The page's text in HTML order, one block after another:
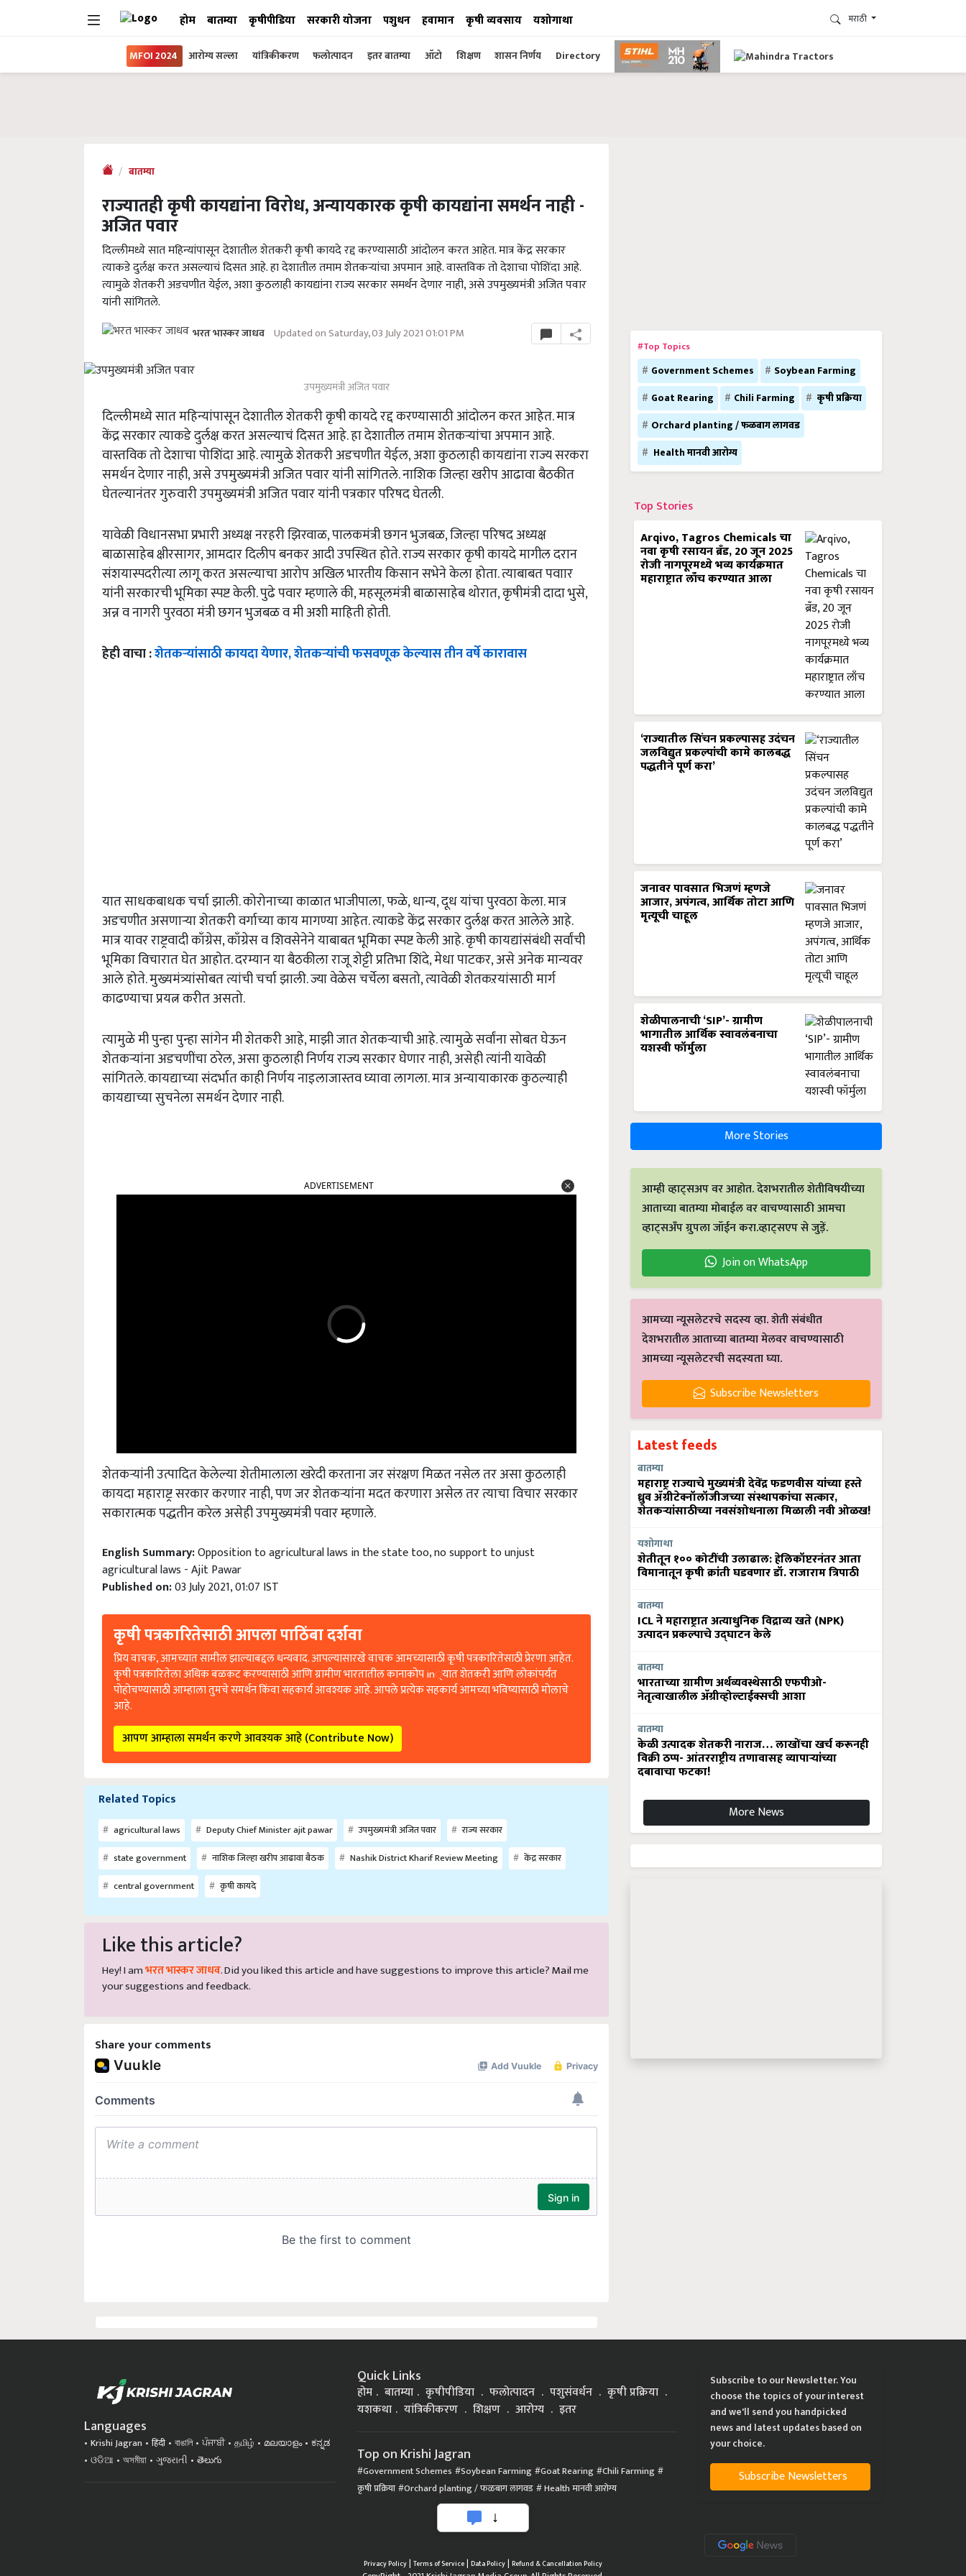
होम बातम्या कृषीपीडिया सरकारी योजना पशुधन हवामान कृषी व्यवसाय यशोगाथा मराठी
MFOI 2024 आरोग्य सल्ला यांत्रिकीकरण फलोत्पादन इतर बातम्या ऑटो शिक्षण शासन निर्णय Directory
बातम्या
राज्यातही कृषी कायद्यांना विरोध, अन्यायकारक कृषी कायद्यांना समर्थन नाही -
अजित पवार
दिल्लीमध्ये सात महिन्यांपासून देशातील शेतकरी कृषी कायदे रद्द करण्यासाठी आंदोलन करत आहेत. मात्र केंद्र सरकार
त्याकडे दुर्लक्ष करत असल्याचं दिसत आहे. हा देशातील तमाम शेतकऱ्यांचा अपमान आहे. वास्तविक तो देशाचा पोशिंदा आहे.
त्यामुळे शेतकरी अडचणीत येईल, अशा कुठलाही कायद्यांना राज्य सरकार समर्थन देणार नाही, असे उपमुख्यमंत्री अजित पवार
यांनी सांगितले.
भरत भास्कर जाधव Updated on Saturday, 03 July 2021 01:01 PM
उपमुख्यमंत्री अजित पवार
दिल्लीमध्ये सात महिन्यांपासून देशातील शेतकरी कृषी कायदे रद्द करण्यासाठी आंदोलन करत आहेत. मात्र
केंद्र सरकार त्याकडे दुर्लक्ष करत असल्याचं दिसत आहे. हा देशातील तमाम शेतकऱ्यांचा अपमान आहे.
वास्तविक तो देशाचा पोशिंदा आहे. त्यामुळे शेतकरी अडचणीत येईल, अशा कुठलाही कायद्यांना राज्य सरकरा
समर्थन देणार नाही, असे उपमुख्यमंत्री अजित पवार यांनी सांगितले. नाशिक जिल्हा खरीप आढावा बैठकीत
घेतल्यानंतर गुरुवारी उपमुख्यमंत्री अजित पवार यांनी पत्रकार परिषद घेतली.
यावेळी विधानसभा प्रभारी अध्यक्ष नरहरी झिरवाळ, पालकमंत्री छगन भुजबळ, जिल्हा परिषद अध्यक्ष
बाळासाहेब क्षीरसागर, आमदार दिलीप बनकर आदी उपस्थित होते. राज्य सरकार कृषी कायदे मागील दरान
संशयास्पदरीत्या लागू करत असल्याचा आरोप अखिल भारतीय किसान सभेने केला होता. त्याबाबत पवाार
यांनी सरकारची भूमिका स्पष्ट केली. पुढे पवार म्हणाले की, महसूलमंत्री बाळासाहेब थोरात, कृषीमंत्री दादा भुसे,
अन्न व नागरी पुरवठा मंत्री छगन भुजबळ व मी अशी माहिती होती.
हेही वाचा :शेतकऱ्यांसाठी कायदा येणार, शेतकऱ्यांची फसवणूक केल्यास तीन वर्षे कारावास
यात साधकबाधक चर्चा झाली. कोरोनाच्या काळात भाजीपाला, फळे, धान्य, दूध यांचा पुरवठा केला. मात्र
अडचणीत असणाऱ्या शेतकरी वर्गाच्या काय मागण्या आहेत. त्याकडे केंद्र सरकार दुर्लक्ष करत आलेले आहे.
मात्र यावर राष्ट्रवादी काँग्रेस, काँग्रेस व शिवसेनेने याबाबत भूमिका स्पष्ट केली आहे. कृषी कायद्यांसंबंधी सर्वांची
भूमिका विचारात घेत आहोत. दरम्यान या बैठकीला राजू शेट्टी प्रतिभा शिंदे, मेधा पाटकर, असे अनेक मान्यवर
आले होते. मुख्यमंत्र्यांसोबत त्यांची चर्चा झाली. ज्या वेळेस चर्चेला बसतो, त्यावेळी शेतकऱयांसाठी मार्ग
काढण्याचा प्रयत्न करीत असतो.
त्यामुळे मी पुन्हा पुन्हा सांगेन मी शेतकरी आहे, माझी जात शेतकऱ्याची आहे. त्यामुळे सर्वांना सोबत घेऊन
शेतकऱ्यांना अडचणींचा ठरेल, असा कुठलाही निर्णय राज्य सरकार घेणार नाही, असेही त्यांनी यावेळी
सांगितले. कायद्याच्या संदर्भात काही निर्णय नाइलाजास्तव घ्यावा लागला. मात्र अन्यायाकारक कुठल्याही
कायद्याच्या सुचनेला समर्थन देणार नाही.
शेतकऱ्यांनी उत्पादित केलेल्या शेतीमालाला खरेदी करताना जर संरक्षण मिळत नसेल तर असा कुठलाही
कायदा महाराष्ट्र सरकार करणार नाही, पण जर शेतकऱ्यांना मदत करणारा असेल तर त्याचा विचार सरकार
सकारात्मक पद्धतीन करेल असेही उपमुख्यमंत्री पवार म्हणाले.
English Summary: Opposition to agricultural laws in the state too, no support to unjust
agricultural laws - Ajit Pawar
Published on:03 July 2021, 01:07 IST
कृषी पत्रकारितेसाठी आपला पाठिंबा दर्शवा
प्रिय वाचक, आमच्यात सामील झाल्याबद्दल धन्यवाद. आपल्यासारखे वाचक आमच्यासाठी कृषी पत्रकारितेसाठी प्रेरणा आहेत.
कृषी पत्रकारितेला अधिक बळकट करण्यासाठी आणि ग्रामीण भारतातील कानाकोप in्यात शेतकरी आणि लोकांपर्यंत
पोहोचण्यासाठी आम्हाला तुमचे समर्थन किंवा सहकार्य आवश्यक आहे. आपले प्रत्येक सहकार्य आमच्या भविष्यासाठी मोलाचे
आहे.
आपण आम्हाला समर्थन करणे आवश्यक आहे (Contribute Now)
Related Topics
agricultural laws Deputy Chief Minister ajit pawar उपमुख्यमंत्री अजित पवार
राज्य सरकार
state government
नाशिक जिल्हा खरीप आढावा बैठक Nashik District Kharif Review Meeting
केंद्र सरकार
central government
कृषी कायदे
Like this article?
Hey! I am भरत भास्कर जाधव . Did you liked this article and have suggestions to improve this article? Mail
your suggestions and feedback.
Share your comments
#Top Topics
Government Schemes
Soybean Farming
Goat Rearing
Chili Farming
कृषी प्रक्रिया
Orchard planting / फळबाग लागवड
Health मानवी आरोग्य
Top Stories
Arqivo, Tagros Chemicals चा
नवा कृषी रसायन ब्रँड, 20 जून 2025
रोजी नागपूरमध्ये भव्य कार्यक्रमात
महाराष्ट्रात लाँच करण्यात आला
‘राज्यातील सिंचन प्रकल्पासह उदंचन
जलविद्युत प्रकल्पांची कामे कालबद्ध
पद्धतीने पूर्ण करा’
जनावर पावसात भिजणं म्हणजे
आजार, अपंगत्व, आर्थिक तोटा आणि
मृत्यूची चाहूल
शेळीपालनाची ‘SIP’- ग्रामीण
भागातील आर्थिक स्वावलंबनाचा
यशस्वी फॉर्मुला
More Stories
आम्ही व्हाट्सअप वर आहोत. देशभरातील शेतीविषयीच्या
आताच्या बातम्या मोबाईल वर वाचण्यासाठी आमचा
व्हाट्सअँप ग्रुपला जॉईन करा.व्हाट्सएप से जुड़ें.
Join on WhatsApp
आमच्या न्यूसलेटरचे सदस्य व्हा. शेती संबंधीत
देशभरातील आताच्या बातम्या मेलवर वाचण्यासाठी
आमच्या न्यूसलेटरची सदस्यता घ्या.
Subscribe Newsletters
Latest feeds
बातम्या
महाराष्ट्र राज्याचे मुख्यमंत्री देवेंद्र फडणवीस यांच्या हस्ते
ध्रुव ॲग्रीटेक्नॉलॉजीजच्या संस्थापकांचा सत्कार,
शेतकऱ्यांसाठीच्या नवसंशोधनाला मिळाली नवी ओळख!
यशोगाथा
शेतीतून १०० कोटींची उलाढाल: हेलिकॉप्टरनंतर आता
विमानातून कृषी क्रांती घडवणार डॉ. राजाराम त्रिपाठी
बातम्या
ICL ने महाराष्ट्रात अत्याधुनिक विद्राव्य खते (NPK)
उत्पादन प्रकल्पाचे उद्घाटन केले
बातम्या
भारताच्या ग्रामीण अर्थव्यवस्थेसाठी एफपीओ-
नेतृत्वाखालील अ‍ॅग्रीव्होल्टाईक्सची आशा
बातम्या
केळी उत्पादक शेतकरी नाराज… लाखोंचा खर्च करूनही
विक्री ठप्प- आंतरराष्ट्रीय तणावासह व्यापाऱ्यांच्या
दबावाचा फटका!
More News
Languages
Krishi Jagran हिंदी বাঙালি ਪੰਜਾਬੀ தமிழ் മലയാളം
ಕನ್ನಡ
ଓଡିଆ
অসমীয়া ગુજરાતી తెలుగు
Quick Links
होम बातम्या कृषीपीडिया फलोत्पादन पशुसंवर्धन
कृषी प्रक्रिया
यशकथा
यांत्रिकीकरण शिक्षण आरोग्य इतर
Top on Krishi Jagran
Government Schemes Soybean Farming Goat Rearing
Chili Farming
कृषी प्रक्रिया
Orchard planting / फळबाग लागवड Health मानवी आरोग्य
Subscribe to our Newsletter. You
choose the topics of your interest
and we'll send you handpicked
news and latest updates based on
your choice.
Subscribe Newsletters
| | |
CopyRight - 2021 Krishi Jagran Media Group. All Rights Reserved.